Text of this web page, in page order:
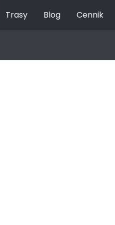
Trasy Blog Cennik